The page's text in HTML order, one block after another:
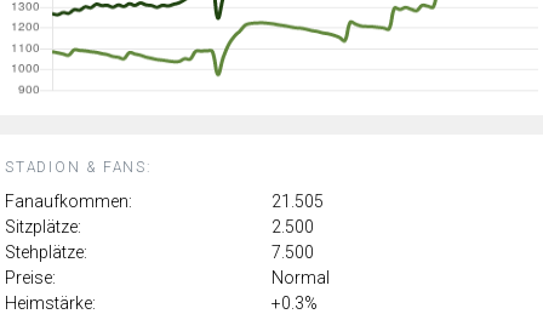
STADION & FANS:
Fanaufkommen:
21.505
Sitzplätze:
2.500
Stehplätze:
7.500
Preise:
Normal
Heimstärke:
+0.3%